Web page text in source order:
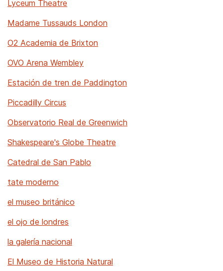
Lyceum Theatre
Madame Tussauds London
O2 Academia de Brixton
OVO Arena Wembley
Estación de tren de Paddington
Piccadilly Circus
Observatorio Real de Greenwich
Shakespeare's Globe Theatre
Catedral de San Pablo
tate moderno
el museo británico
el ojo de londres
la galería nacional
El Museo de Historia Natural